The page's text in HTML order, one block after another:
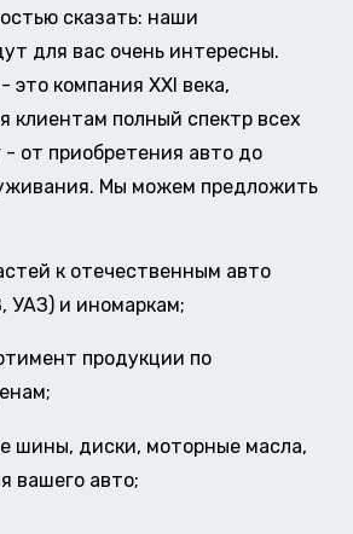
сказать: наши
для вас очень интересны.
компания XXI века,
клиентам полный спектр всех
от приобретения авто до
Мы можем предложить
к отечественным авто
УАЗ) и иномаркам;
продукции по
шины, диски, моторные масла,
вашего авто;